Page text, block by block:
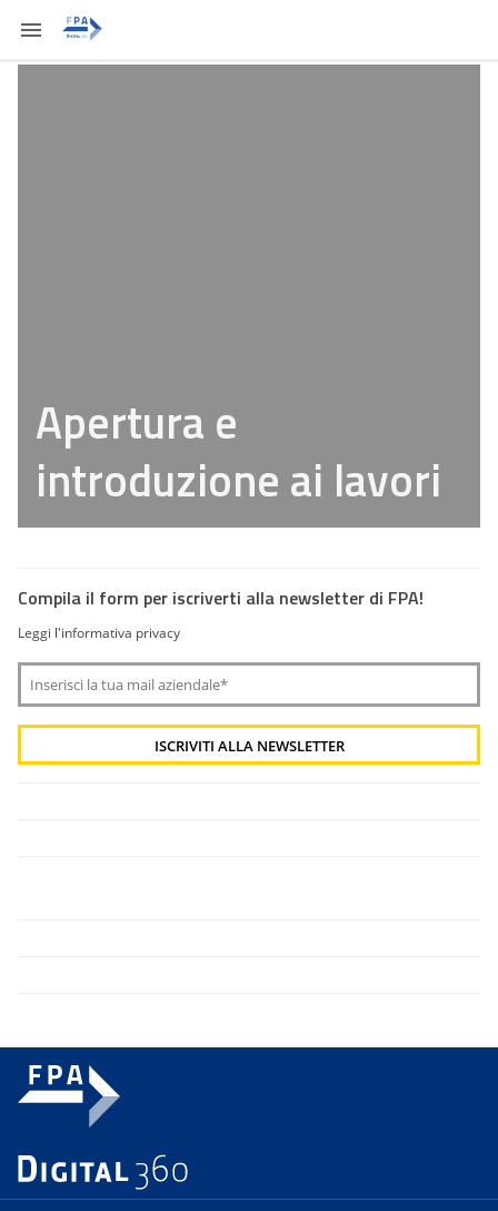
Apertura e
introduzione ai lavori
Compila il form per iscriverti alla newsletter di FPA!
Leggi l'informativa privacy